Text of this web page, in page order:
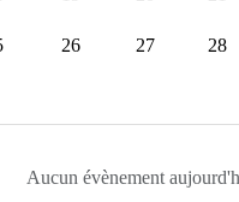
26 27 28
Aucun évènement